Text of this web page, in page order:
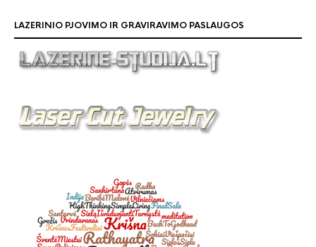
LAZERINIO PJOVIMO IR GRAVIRAVIMO PASLAUGOS